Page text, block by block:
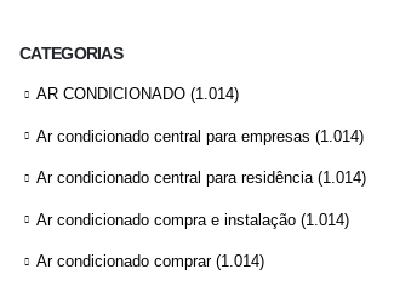
CATEGORIAS
AR CONDICIONADO (1.014)
Ar condicionado central para empresas (1.014)
Ar condicionado central para residência(1.014)
Ar condicionado compra e instalação (1.014)
Ar condicionado comprar(1.014)